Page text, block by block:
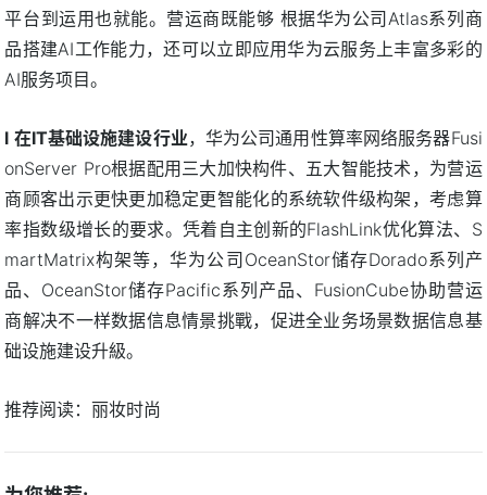
平台到运用也就能。营运商既能够 根据华为公司Atlas系列商
品搭建AI工作能力，还可以立即应用华为云服务上丰富多彩的
AI服务项目。
l 在IT基础设施建设行业，华为公司通用性算率网络服务器Fusi
onServer Pro根据配用三大加快构件、五大智能技术，为营运
商顾客出示更快更加稳定更智能化的系统软件级构架，考虑算
率指数级增长的要求。凭着自主创新的FlashLink优化算法、S
martMatrix构架等，华为公司OceanStor储存Dorado系列产
品、OceanStor储存Pacific系列产品、FusionCube协助营运
商解决不一样数据信息情景挑戰，促进全业务场景数据信息基
础设施建设升級。
推荐阅读：丽妆时尚